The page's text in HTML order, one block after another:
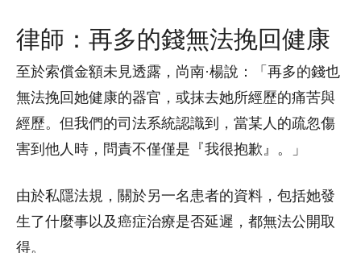
律師：再多的錢無法挽回健康
至於索償金額未見透露，尚南·楊說：「再多的錢也
無法挽回她健康的器官，或抹去她所經歷的痛苦與
經歷。但我們的司法系統認識到，當某人的疏忽傷
害到他人時，問責不僅僅是『我很抱歉』。」
由於私隱法規，關於另一名患者的資料，包括她發
生了什麼事以及癌症治療是否延遲，都無法公開取
得。